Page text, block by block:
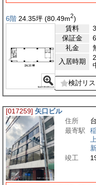
6階 24.35坪 (80.49m2)
賃料
保証金
礼金
入居時期
検討リス
[017259] 矢口ビル
住所
最寄駅
竣工